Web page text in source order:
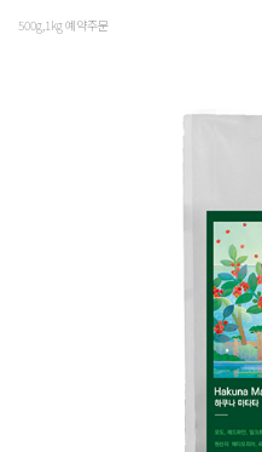
500g,1kg 예약주문